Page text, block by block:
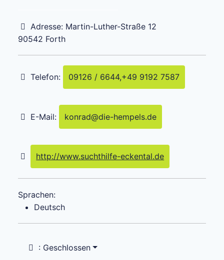
Adresse: Martin-Luther-Straße 12
90542 Forth
Telefon: 09126 / 6644,+49 9192 7587
E-Mail: konrad@die-hempels.de
http://www.suchthilfe-eckental.de
Sprachen:
Deutsch
: Geschlossen